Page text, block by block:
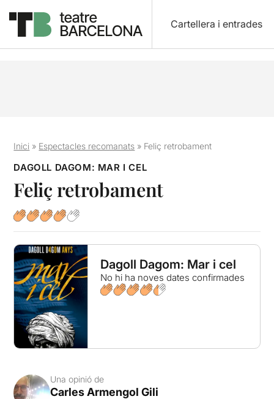
Cartellera i entrades
Inici » Espectacles recomanats » Feliç retrobament
DAGOLL DAGOM: MAR I CEL
Feliç retrobament
Dagoll Dagom: Mar i cel
No hi ha noves dates confirmades
Una opinió de
Carles Armengol Gili